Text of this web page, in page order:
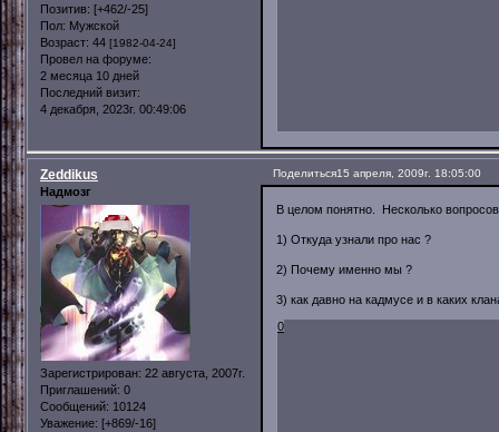
Позитив: [+462/-25]
Пол: Мужской
Возраст: 44 [1982-04-24]
Провел на форуме:
2 месяца 10 дней
Последний визит:
4 декабря, 2023г. 00:49:06
Поделиться15 апреля, 2009г. 18:05:00
Zeddikus
Надмозг
Зарегистрирован: 22 августа, 2007г.
Приглашений: 0
Сообщений: 10124
Уважение: [+869/-16]
В целом понятно. Несколько вопросов
1) Откуда узнали про нас ?
2) Почему именно мы ?
3) как давно на кадмусе и в каких
0